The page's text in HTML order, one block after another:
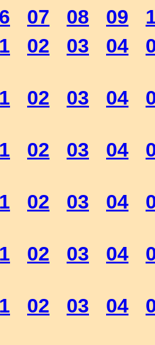
07 08 09
02 03 04
02 03 04
02 03 04
02 03 04
02 03 04
02 03 04